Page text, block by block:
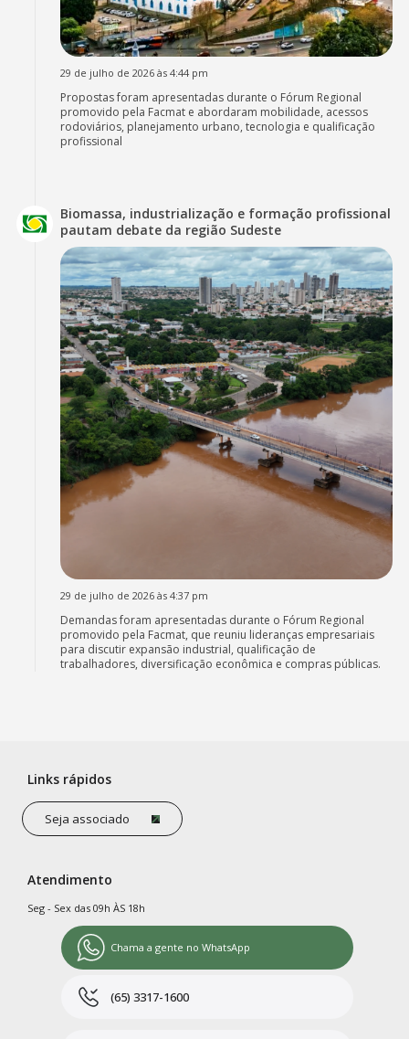
29 de julho de 2026 às 4:44 pm
Propostas foram apresentadas durante o Fórum Regional
promovido pela Facmat e abordaram mobilidade, acessos
rodoviários, planejamento urbano, tecnologia e qualificação
profissional
Biomassa, industrialização e formação profissional
pautam debate da região Sudeste
29 de julho de 2026 às 4:37 pm
Demandas foram apresentadas durante o Fórum Regional
promovido pela Facmat, que reuniu lideranças empresariais
para discutir expansão industrial, qualificação de
trabalhadores, diversificação econômica e compras públicas.
Links rápidos
Seja associado
Atendimento
Seg - Sex das 09h ÀS 18h
Chama a gente no WhatsApp
(65) 3317-1600